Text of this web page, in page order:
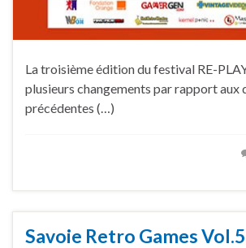
La troisième édition du festival RE-
plusieurs changements par rapport aux
précédentes (…)
Savoie Retro Games Vol.5